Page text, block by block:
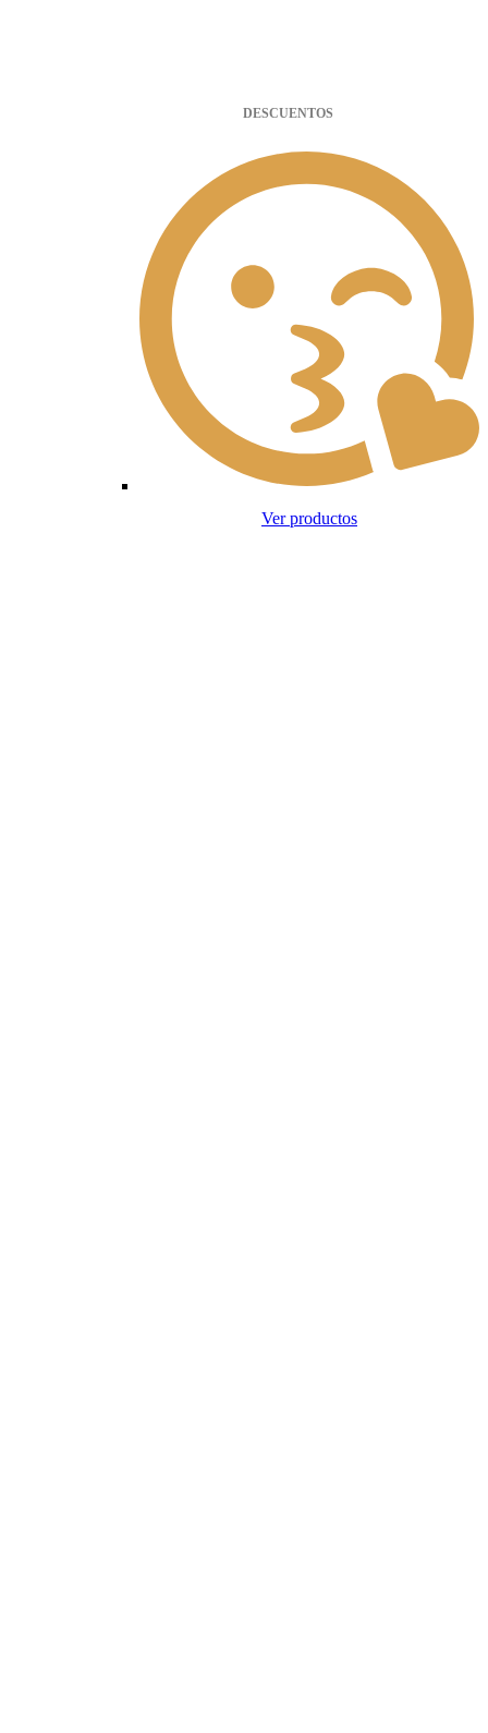
DESCUENTOS
Ver productos